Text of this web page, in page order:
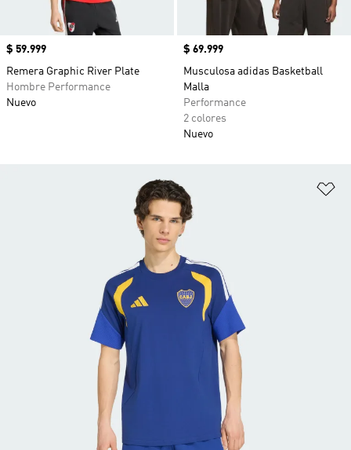
Precio
$ 59.999
Remera Graphic River Plate
Hombre Performance
Nuevo
Precio
$ 69.999
Musculosa adidas Basketball
Malla
Performance
2 colores
Nuevo